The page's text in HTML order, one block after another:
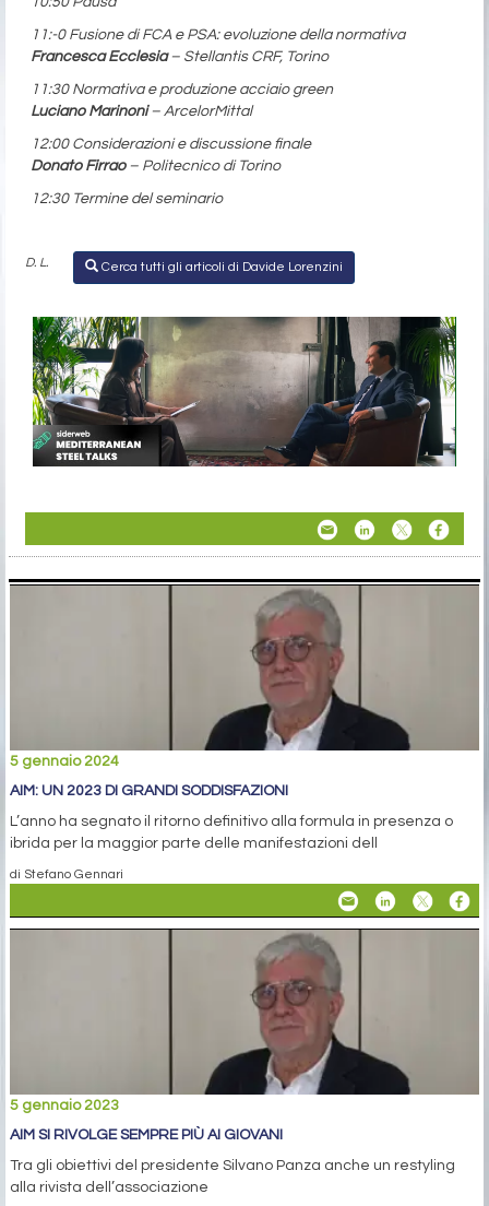
11:-0 Fusione di FCA e PSA: evoluzione della normativa
Francesca Ecclesia– Stellantis CRF, Torino
11:30 Normativa e produzione acciaio green
Luciano Marinoni– ArcelorMittal
12:00 Considerazioni e discussione finale
Donato Firrao– Politecnico di Torino
12:30 Termine del seminario
D. L. Cerca tutti gli articoli di Davide Lorenzini
5 gennaio 2024
AIM: UN 2023 DI GRANDI SODDISFAZIONI
L’anno ha segnato il ritorno definitivo alla formula in presenza o
ibrida per la maggior parte delle manifestazioni dell
di Stefano Gennari
5 gennaio 2023
AIM SI RIVOLGE SEMPRE PIÙ AI GIOVANI
Tra gli obiettivi del presidente Silvano Panza anche un restyling
alla rivista dell’associazione